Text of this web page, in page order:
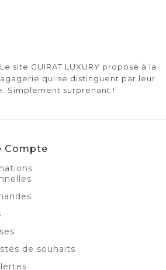
site GUIRAT LUXURY propose à la
qui se distinguent par leur
Simplement surprenant !
Compte
de souhaits